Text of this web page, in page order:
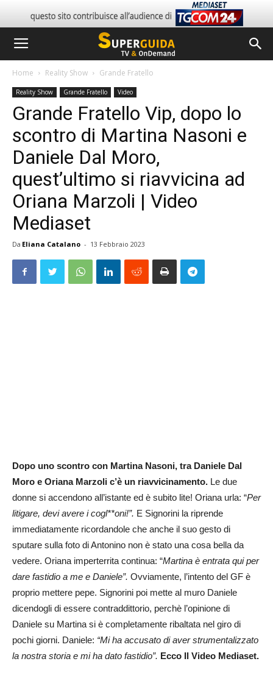
Home Reality Show Grande Fratello
Reality Show Grande Fratello Video
Grande Fratello Vip, dopo lo
scontro di Martina Nasoni e
Daniele Dal Moro,
quest’ultimo si riavvicina ad
Oriana Marzoli | Video
Mediaset
Da Eliana Catalano - 13 Febbraio 2023
Dopo uno scontro con Martina Nasoni, tra Daniele Dal
Moro e Oriana Marzoli c’è un riavvicinamento. Le due
donne si accendono all’istante ed è subito lite! Oriana urla: “Per
litigare, devi avere i cogl**oni!”. E Signorini la riprende
immediatamente ricordandole che anche il suo gesto di
sputare sulla foto di Antonino non è stato una cosa bella da
vedere. Oriana imperterrita continua: “Martina è entrata qui per
dare fastidio a me e Daniele”. Ovviamente, l’intento del GF è
proprio mettere pepe. Signorini poi mette al muro Daniele
dicendogli di essere contraddittorio, perchè l’opinione di
Daniele su Martina si è completamente ribaltata nel giro di
pochi giorni. Daniele: “Mi ha accusato di aver strumentalizzato
la nostra storia e mi ha dato fastidio”. Ecco Il Video Mediaset.